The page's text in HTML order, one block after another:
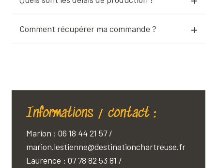
Comment récupérer ma commande ?
Informations / contact :
Marion : 06 18 44 21 57 /
marion.lestienne@destinationchartreuse.fr
Laurence : 07 78 82 53 81 /